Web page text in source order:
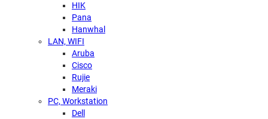
HIK
Pana
Hanwhal
LAN, WIFI
Aruba
Cisco
Rujie
Meraki
PC, Workstation
Dell